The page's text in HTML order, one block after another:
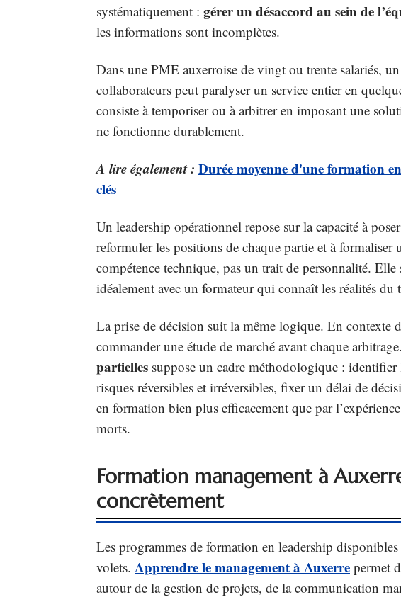
systématiquement : gérer un désaccord au sein de
les informations sont incomplètes.
Dans une PME auxerroise de vingt ou trente salariés,
collaborateurs peut paralyser un service entier en
consiste à temporiser ou à arbitrer en imposant une
ne fonctionne durablement.
A lire également : Durée moyenne d'une formation
clés
Un leadership opérationnel repose sur la capacité à
reformuler les positions de chaque partie et à formaliser
compétence technique, pas un trait de personnalité. Elle
idéalement avec un formateur qui connaît les réalités
La prise de décision suit la même logique. En contexte
commander une étude de marché avant chaque arbitrage.
partielles suppose un cadre méthodologique :
risques réversibles et irréversibles, fixer un délai de
en formation bien plus efficacement que par
morts.
Formation management à
concrètement
Les programmes de formation en leadership
volets. Apprendre le management à Auxerre permet
autour de la gestion de projets, de la communication